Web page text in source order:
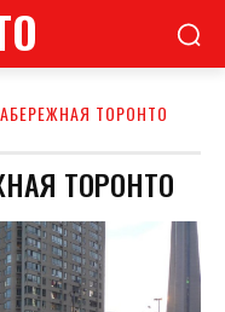
ТОРОНТО
ТОРОНТО